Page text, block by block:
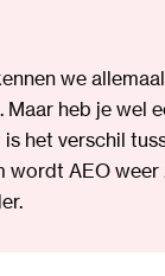
we
heb je wel
het verschil
wordt AEO